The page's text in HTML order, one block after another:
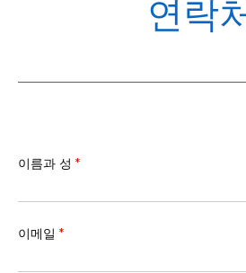
연락
이름과 성 *
이메일 *